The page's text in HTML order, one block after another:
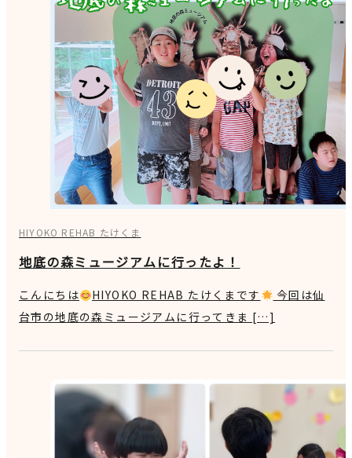
HIYOKO REHAB たけくま
地底の森ミュージアムに行ったよ！
こんにちは HIYOKO REHAB たけくまです
今回は仙
台市の地底の森ミュージアムに行ってきま […]